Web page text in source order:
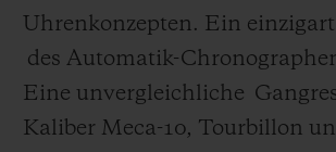
Uhrenkonzepten. Ein
des Automatik-
Eine unvergleichliche
Kaliber Meca-10, Tourbillon